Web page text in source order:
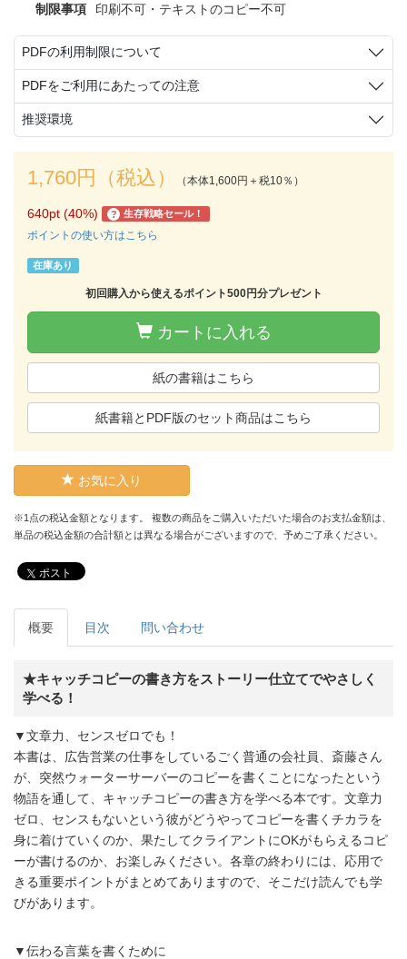
制限事項
印刷不可・テキストのコピー不可
PDFの利用制限について
PDFをご利用にあたっての注意
推奨環境
1,760円（税込） （本体1,600円＋税10％）
640pt (40%) ? 生存戦略セール！
ポイントの使い方はこちら
在庫あり
初回購入から使えるポイント500円分プレゼント
カートに入れる
紙の書籍はこちら
紙書籍とPDF版のセット商品はこちら
お気に入り
※1点の税込金額となります。 複数の商品をご購入いただいた場合のお支払金額は、
単品の税込金額の合計額とは異なる場合がございますので、予めご了承ください。
ポスト
概要 目次 問い合わせ
★キャッチコピーの書き方をストーリー仕立てでやさしく
学べる！
▼文章力、センスゼロでも！
本書は、広告営業の仕事をしているごく普通の会社員、斎藤さん
が、突然ウォーターサーバーのコピーを書くことになったという
物語を通して、キャッチコピーの書き方を学べる本です。文章力
ゼロ、センスもないという彼がどうやってコピーを書くチカラを
身に着けていくのか、果たしてクライアントにOKがもらえるコピ
ーが書けるのか、お楽しみください。各章の終わりには、応用で
きる重要ポイントがまとめてありますので、そこだけ読んでも学
びがあります。
▼伝わる言葉を書くために